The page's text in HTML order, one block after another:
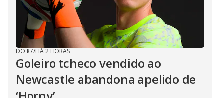
DO R7/HÁ 2 HORAS
Goleiro tcheco vendido ao
Newcastle abandona apelido de